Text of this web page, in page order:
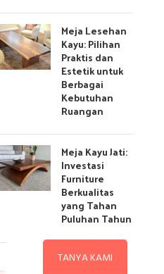
Meja Lesehan
Kayu: Pilihan
Praktis dan
Estetik untuk
Berbagai
Kebutuhan
Ruangan
Meja Kayu Jati:
Investasi
Furniture
Berkualitas
yang Tahan
Puluhan Tahun
TANYA KAMI